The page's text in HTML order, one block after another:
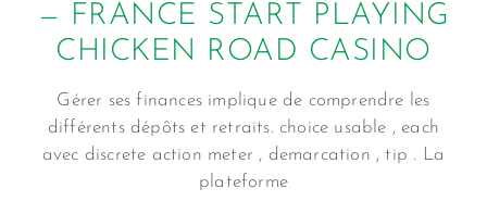
— FRANCE START PLAYING
CHICKEN ROAD CASINO
Gérer ses finances implique de comprendre les
différents dépôts et retraits. choice usable , each
avec discrete action meter , demarcation , tip . La
plateforme